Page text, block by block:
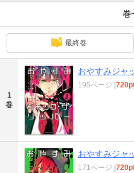
巻
最終巻
1
巻
おやすみジャ
195ページ
おやすみジャ
171ページ